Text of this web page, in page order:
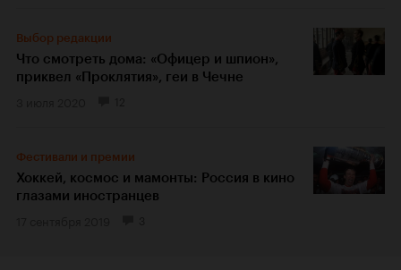
Выбор редакции
Что смотреть дома: «Офицер и шпион»,
приквел «Проклятия», геи в Чечне
Фестивали и премии
Хоккей, космос и мамонты: Россия в кино
глазами иностранцев